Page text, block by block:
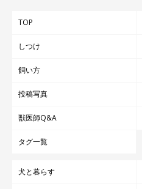
TOP
しつけ
飼い方
投稿写真
獣医師Q&A
タグ一覧
犬と暮らす